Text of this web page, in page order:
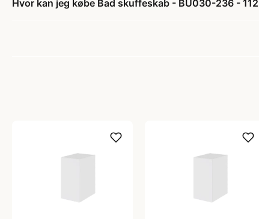
Hvor kan jeg købe Bad skuffeskab - BU030-236 -